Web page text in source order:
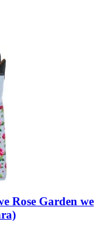
Rose Garden we